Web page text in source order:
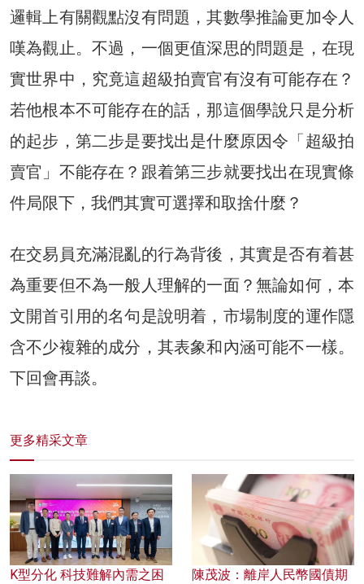
邏輯上有關觀點沒有問題，其數學推論更加令人
嘆為觀止。不過，一個更值深思的問題是，在現
實世界中，究竟這超級拍賣官有沒有可能存在？
若他根本不可能存在的話，那這個學說只是分析
的起步，第二步是要找出是什麼原因令「超級拍
賣官」不能存在？跟着第三步就要找出在現實條
件局限下，我們其實可選擇和取捨什麼？
在交易員充滿混亂的行為背後，其實是否有着甚
為重要但不為一般人理解的一面？無論如何，本
文開首引用的名句是說明着，市場制度的運作隱
含不少複雜的成分，其表象和內涵可能不一樣。
下回會再談。
更多精采文章
K型分化 科技難解內需之困
陳茂波：離岸人民幣國債期